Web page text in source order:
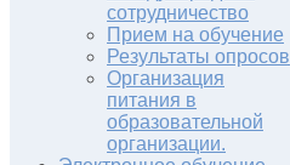
сотрудничество
Прием на обучение
Результаты опросов
Организация
питания в
образовательной
организации.